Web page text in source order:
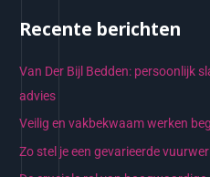
Recente berichten
Van Der Bijl Bedden: persoonlijk
advies
Veilig en vakbekwaam werken
Zo stel je een gevarieerde